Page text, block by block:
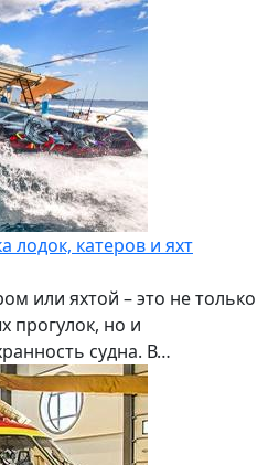
лодок, катеров и яхт
или яхтой – это не только
прогулок, но и
судна. В…